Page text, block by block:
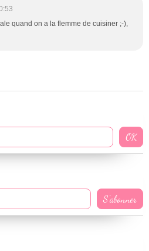
quand on a la flemme de cuisiner ;-),